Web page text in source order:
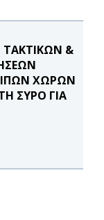
&
ΧΩΡΩΝ
ΣΥΡΟ ΓΙΑ